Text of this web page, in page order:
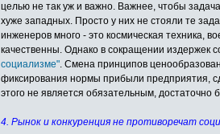
целью не так уж и важно. Важнее, чтобы
хуже западных. Просто у них не стояли те
инженеров много - это космическая техника,
качественны. Однако в сокращении издержек
социализме". Смена принципов
фиксирования нормы прибыли предприятия,
этого не является обязательным, достаточно
4. Рынок и конкуренция не противоречат